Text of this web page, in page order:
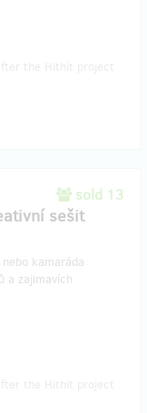
sold 13
sešit
kamaráda
a zajimavích